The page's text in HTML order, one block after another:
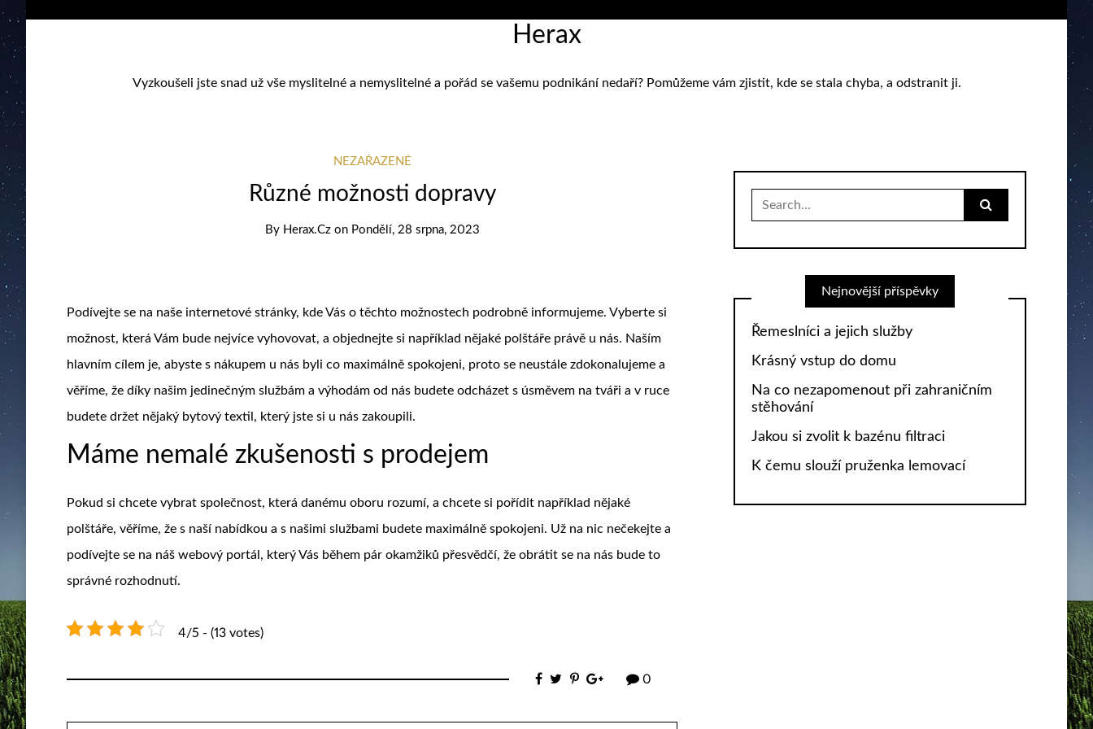
Herax
Vyzkoušeli jste snad už vše myslitelné a nemyslitelné a pořád se vašemu podnikání nedaří? Pomůžeme vám zjistit, kde se stala chyba, a odstranit ji.
NEZAŘAZENÉ
Různé možnosti dopravy
By Herax.cz on Pondělí, 28 srpna, 2023
Podívejte se na naše internetové stránky, kde Vás o těchto možnostech podrobně informujeme. Vyberte si
možnost, která Vám bude nejvíce vyhovovat, a objednejte si například nějaké polštáře právě u nás. Naším
hlavním cílem je, abyste s nákupem u nás byli co maximálně spokojeni, proto se neustále zdokonalujeme a
věříme, že díky našim jedinečným službám a výhodám od nás budete odcházet s úsměvem na tváři a v ruce
budete držet nějaký bytový textil, který jste si u nás zakoupili.
Máme nemalé zkušenosti s prodejem
Pokud si chcete vybrat společnost, která danému oboru rozumí, a chcete si pořídit například nějaké
polštáře, věříme, že s naší nabídkou a s našimi službami budete maximálně spokojeni. Už na nic nečekejte a
podívejte se na náš webový portál, který Vás během pár okamžiků přesvědčí, že obrátit se na nás bude to
správné rozhodnutí.
4/5 - (13 votes)
0
Search
Nejnovější příspěvky
Řemeslníci a jejich služby
Krásný vstup do domu
Na co nezapomenout při zahraničním
stěhování
Jakou si zvolit k bazénu filtraci
K čemu slouží pruženka lemovací